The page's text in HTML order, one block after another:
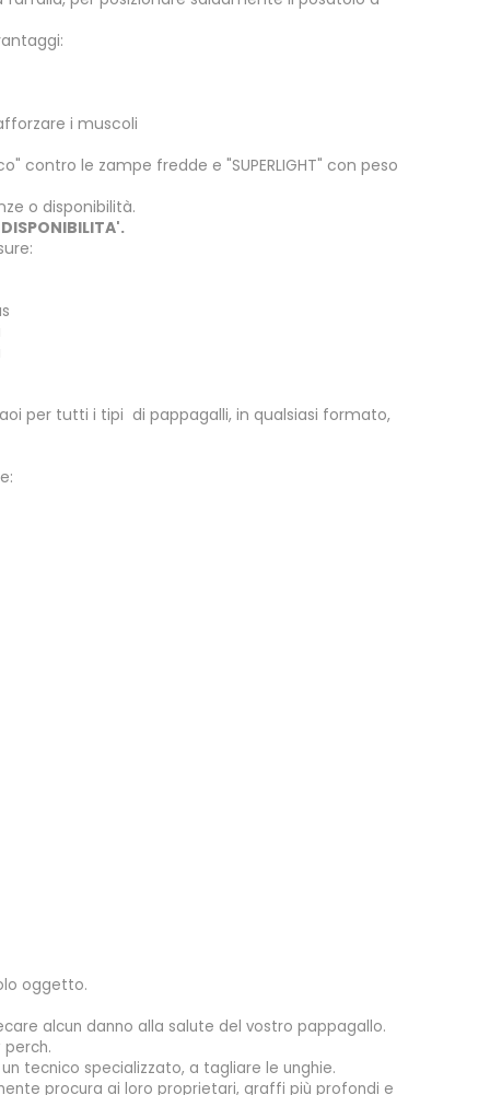
i muscoli
le zampe fredde e "SUPERLIGHT" con peso
o disponibilità.
per tutti i tipi di pappagalli, in qualsiasi formato,
oggetto.
alcun danno alla salute del vostro pappagallo.
tecnico specializzato, a tagliare le unghie.
procura ai loro proprietari, graffi più profondi e